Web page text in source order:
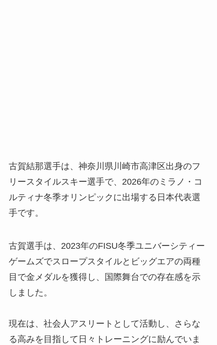
古賀結那選手は、神奈川県川崎市高津区出身のフ
リースタイルスキー選手で、2026年のミラノ・コ
ルティナ冬季オリンピックに出場する日本代表選
手です。
古賀選手は、2023年のFISU冬季ユニバーシティー
ゲームズでスロープスタイルとビッグエアの両種
目で金メダルを獲得し、国際舞台での存在感を示
しました。
現在は、社会人アスリートとして活動し、さらな
る高みを目指して日々トレーニングに励んでいま